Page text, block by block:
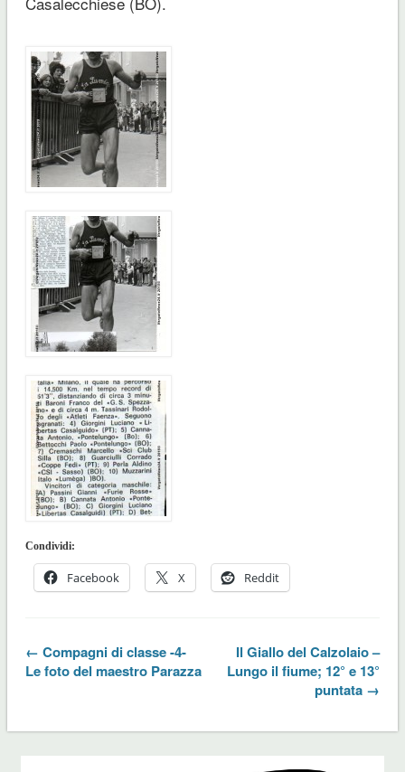
Condividi:
Facebook X Reddit
← Compagni di classe -4-
Le foto del maestro Parazza
Il Giallo del Calzolaio –
Lungo il fiume; 12° e 13°
puntata →